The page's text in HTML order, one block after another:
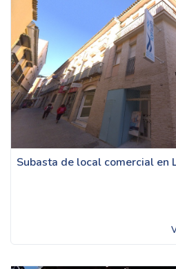
Subasta de local comercial en